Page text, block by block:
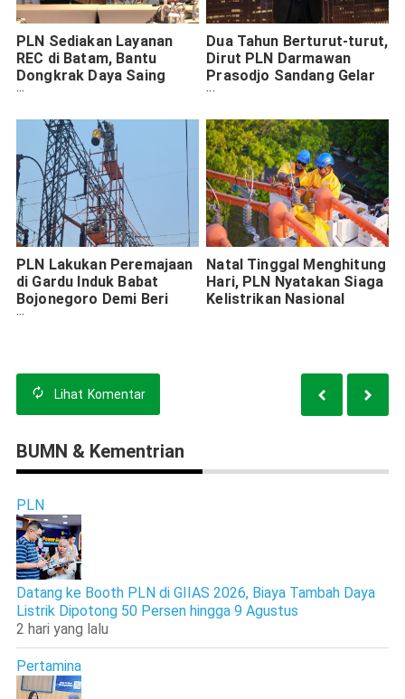
PLN Sediakan Layanan
REC di Batam, Bantu
Dongkrak Daya Saing
Industri
Dua Tahun Berturut-turut,
Dirut PLN Darmawan
Prasodjo Sandang Gelar
CEO Of The Year
PLN Lakukan Peremajaan
di Gardu Induk Babat
Bojonegoro Demi Beri
Aliran Listrik Mantap saat
Natal Tinggal Menghitung
Hari, PLN Nyatakan Siaga
Kelistrikan Nasional
Lihat Komentar
BUMN & Kementrian
PLN
Datang ke Booth PLN di GIIAS 2026, Biaya Tambah Daya
Listrik Dipotong 50 Persen hingga 9 Agustus
2 hari yang lalu
Pertamina